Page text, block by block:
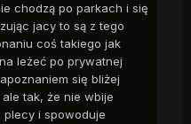
chodzą po parkach i się
jacy to są z tego
coś takiego jak
leżeć po prywatnej
się bliżej
tak, że nie wbije
plecy i spowoduje